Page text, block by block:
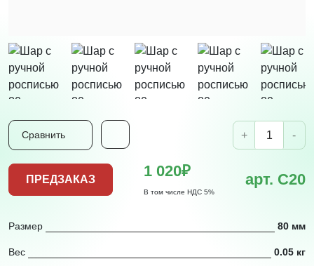
Сравнить + -
ПРЕДЗАКАЗ 1 020₽
В том числе НДС 5%
арт. С20
Размер 80 мм
Вес 0.05 кг